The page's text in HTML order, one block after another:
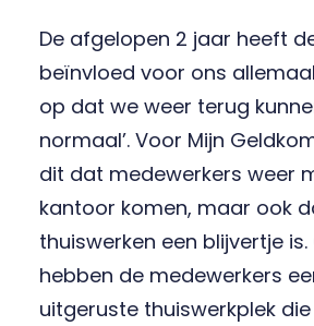
De afgelopen 2 jaar heeft
beïnvloed voor ons
op dat we weer terug
normaal’. Voor Mijn
dit dat medewerkers weer
kantoor komen, maar ook
thuiswerken een blijvertje is.
hebben de medewerkers
uitgeruste thuiswerkplek